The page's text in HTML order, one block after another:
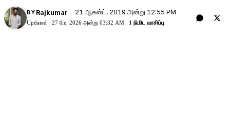
BY Rajkumar 21 ஆகஸ்ட், 2019 அன்று 12:55 PM
Updated · 27 மே, 2026 அன்று 03:32 AM 1 நிமிட வாசிப்பு